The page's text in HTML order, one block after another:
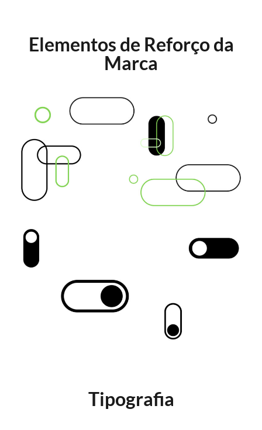
Elementos de Reforço da
Marca
Tipografia